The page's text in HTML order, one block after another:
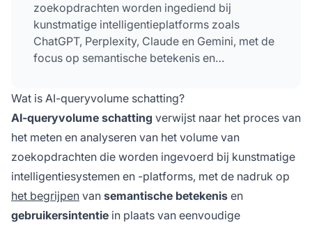
zoekopdrachten worden ingediend bij
kunstmatige intelligentieplatforms zoals
ChatGPT, Perplexity, Claude en Gemini, met de
focus op semantische betekenis en
zoekwoordovereenkomsten. Deze metriek
helpt bedrijven te begrijpen hoe hun content,
producten en diensten worden ontdekt via AI-
systemen en optimaliseert hun zichtbaarheid
op meerdere AI-platforms tegelijkertijd.
Wat is AI-queryvolume schatting?
AI-queryvolume schatting verwijst naar het proces van
het meten en analyseren van het volume van
zoekopdrachten die worden ingevoerd bij kunstmatige
intelligentiesystemen en -platforms, met de nadruk op
het begrijpen van semantische betekenis en
gebruikersintentie in plaats van eenvoudige